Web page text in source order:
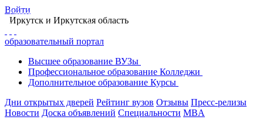
Войти
Иркутск и Иркутская область
образовательный портал
Высшее образование ВУЗы
Профессиональное образование Колледжи
Дополнительное образование Курсы
Дни открытых дверей Рейтинг вузов Отзывы Пресс-релизы
Новости Доска объявлений Специальности MBA
Главная
Поиск вуза в Иркутске
Технологические и технические вузы Иркутска